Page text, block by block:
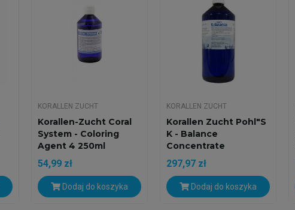
KORALLEN ZUCHT
Korallen-Zucht Coral
System - Coloring
Agent 4 250ml
54,99 zł
Dodaj do koszyka
KORALLEN ZUCHT
Korallen Zucht Pohl"s
K - Balance
Concentrate
STRONG...
297,97 zł
Dodaj do koszyka